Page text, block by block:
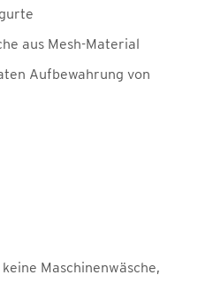
aus Mesh-Material
Aufbewahrung von
Maschinenwäsche,